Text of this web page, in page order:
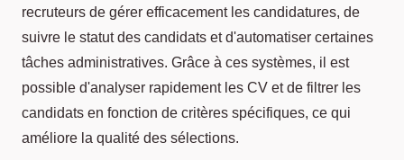
recruteurs de gérer efficacement les candidatures, de
suivre le statut des candidats et d'automatiser certaines
tâches administratives. Grâce à ces systèmes, il est
possible d'analyser rapidement les CV et de filtrer les
candidats en fonction de critères spécifiques, ce qui
améliore la qualité des sélections.